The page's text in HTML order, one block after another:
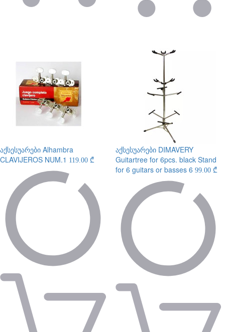
აქსესუარები Alhambra
CLAVIJEROS NUM.1 119.00 ₾
აქსესუარები DIMAVERY
Guitartree for 6pcs. black Stand
for 6 guitars or basses 6 99.00 ₾